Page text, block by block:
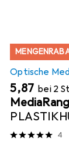
Optische
EUR
5,87 bei 2
4